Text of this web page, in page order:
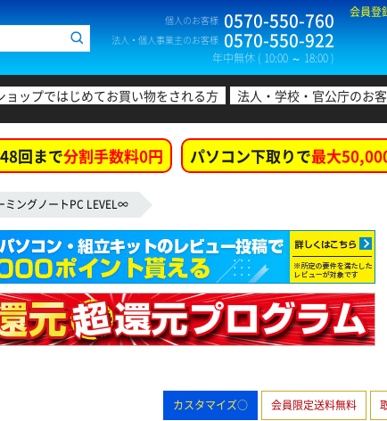
個人のお客様 0570-550-760
法人・個人事業主のお客様 0570-550-922
年中無休 ( 10:00 ～ 18:00 )
会員登
ョップではじめてお買い物をされる方 法人・学校・官公庁のお
回まで分割手数料0円 パソコン下取りで最大
ミングノートPC LEVEL∞
カスタマイズ○ 会員限定送料無料